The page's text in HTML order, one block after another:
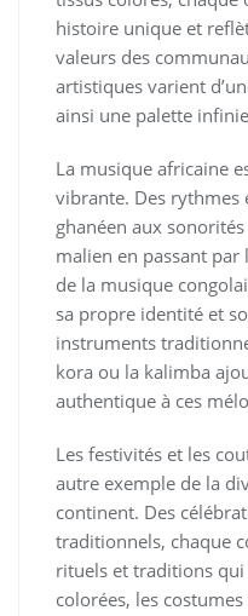
histoire unique et
valeurs des
artistiques varient
ainsi une palette
La musique africaine
vibrante. Des
ghanéen aux
malien en passant
de la musique
sa propre identité et
instruments
kora ou la kalimba
authentique à ces
Les festivités et les
autre exemple de la
continent. Des
traditionnels, chaque
rituels et traditions qui
colorées, les